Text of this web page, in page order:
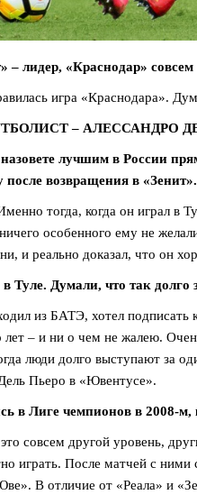
– лидер, «Краснодар»
игра «Краснодара».
– АЛЕССАНДРО
лучшим в России
возвращения в «Зенит».
тогда, когда он играл в
особенного ему не
и реально доказал, что он
Туле. Думали, что так долго
из БАТЭ, хотел
лет – и ни о чем не жалею.
люди долго выступают
Пьеро в «Ювентусе».
в Лиге чемпионов в 2008-
совсем другой уровень,
играть. После матчей с
В отличие от «Реала» и